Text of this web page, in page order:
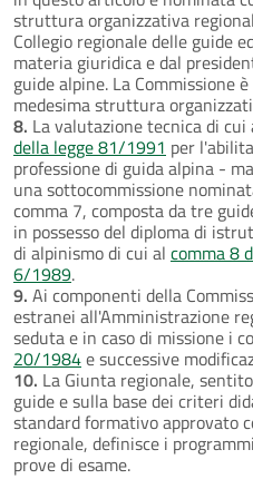
struttura organizzativa
Collegio regionale delle guide
materia giuridica e dal
guide alpine. La Commissione
medesima struttura
8. La valutazione tecnica di cui
della legge 81/1991 per
professione di guida alpina -
una sottocommissione
comma 7, composta da tre
in possesso del diploma di
di alpinismo di cui al comma 8
6/1989.
9. Ai componenti della
estranei all'Amministrazione
seduta e in caso di missione i
20/1984e successive
10. La Giunta regionale,
guide e sulla base dei criteri
standard formativo approvato
regionale, definisce i
prove di esame.